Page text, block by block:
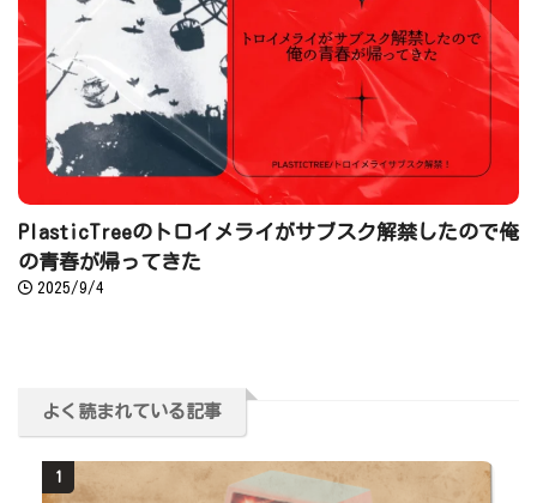
PlasticTreeのトロイメライがサブスク解禁したので俺
の青春が帰ってきた
2025/9/4
よく読まれている記事
1